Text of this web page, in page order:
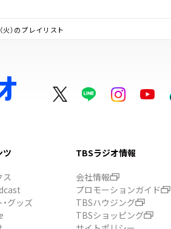
火）のプレイリスト
ツ
ス
グッズ
TBSラジオ情報
会社情報
プロモーションガイド
TBSハウジング
TBSショッピング